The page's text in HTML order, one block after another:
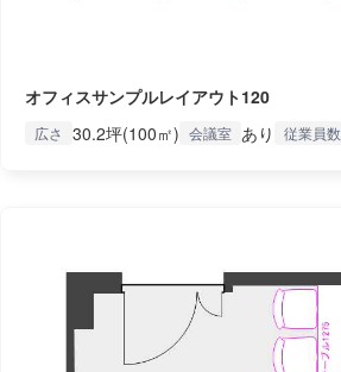
オフィスサンプルレイアウト120
広さ 30.2坪(100㎡) 会議室 あり 従業員数